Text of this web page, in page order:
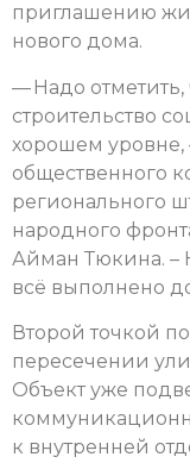
приглашению
нового дома.
— Надо
строительство
хорошем уровне,
общественного
регионального
народного
Айман Тюкина. –
всё выполнено
Второй точкой
пересечении
Объект уже
к внутренней